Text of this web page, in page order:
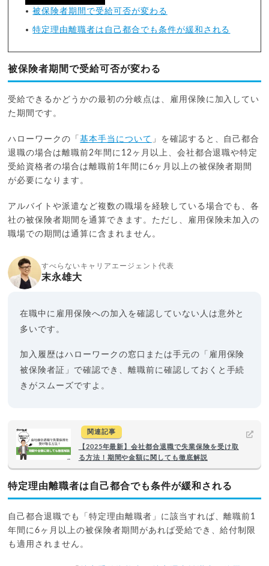
被保険者期間で受給可否が変わる
特定理由離職者は自己都合でも条件が緩和される
被保険者期間で受給可否が変わる
受給できるかどうかの最初の分岐点は、雇用保険に加入してい
た期間です。
ハローワークの「基本手当について 」を確認すると、自己都合
退職の場合は離職前2年間に12ヶ月以上、会社都合退職や特定
受給資格者の場合は離職前1年間に6ヶ月以上の被保険者期間
が必要になります。
アルバイトや派遣など複数の職場を経験している場合でも、各
社の被保険者期間を通算できます。ただし、雇用保険未加入の
職場での期間は通算に含まれません。
すべらないキャリアエージェント代表
末永雄大
在職中に雇用保険への加入を確認していない人は意外と
多いです。
加入履歴はハローワークの窓口または手元の「雇用保険
被保険者証」で確認でき、離職前に確認しておくと手続
きがスムーズですよ。
関連記事
【2025年最新】会社都合退職で失業保険を受け取
る方法！期間や金額に関しても徹底解説
特定理由離職者は自己都合でも条件が緩和される
自己都合退職でも「特定理由離職者」に該当すれば、離職前1
年間に6ヶ月以上の被保険者期間があれば受給でき、給付制限
も適用されません。